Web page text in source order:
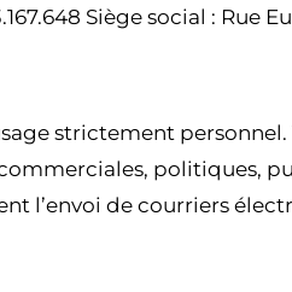
Siège social : Rue
strictement
politiques,
l’envoi de courriers